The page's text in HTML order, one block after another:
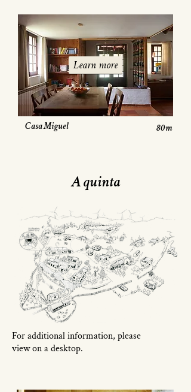
Learn more
Casa Miguel 80m
A quinta
For additional information, please
view on a desktop.